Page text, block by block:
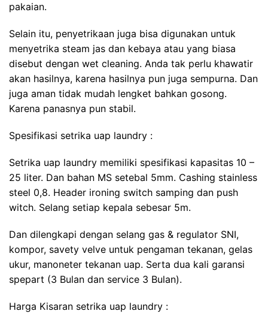
pakaian.
Selain itu, penyetrikaan juga bisa digunakan untuk
menyetrika steam jas dan kebaya atau yang biasa
disebut dengan wet cleaning. Anda tak perlu khawatir
akan hasilnya, karena hasilnya pun juga sempurna. Dan
juga aman tidak mudah lengket bahkan gosong.
Karena panasnya pun stabil.
Spesifikasi setrika uap laundry :
Setrika uap laundry memiliki spesifikasi kapasitas 10 –
25 liter. Dan bahan MS setebal 5mm. Cashing stainless
steel 0,8. Header ironing switch samping dan push
witch. Selang setiap kepala sebesar 5m.
Dan dilengkapi dengan selang gas & regulator SNI,
kompor, savety velve untuk pengaman tekanan, gelas
ukur, manoneter tekanan uap. Serta dua kali garansi
spepart (3 Bulan dan service 3 Bulan).
Harga Kisaran setrika uap laundry :